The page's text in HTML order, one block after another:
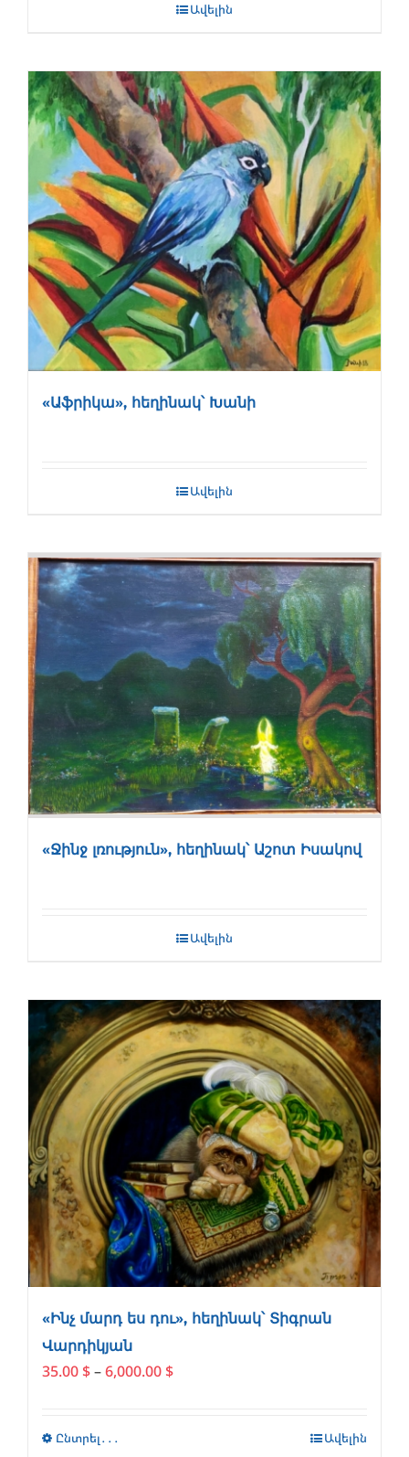
Ավելին
«Աֆրիկա», հեղինակ՝ Խանի
Ավելին
«Ջինջ լռություն», հեղինակ՝ Աշոտ Իսակով
Ավելին
«Ինչ մարդ ես դու», հեղինակ՝ Տիգրան
Վարդիկյան
35.00 $–6,000.00 $Price
Ընտրել․․․ Ավելին